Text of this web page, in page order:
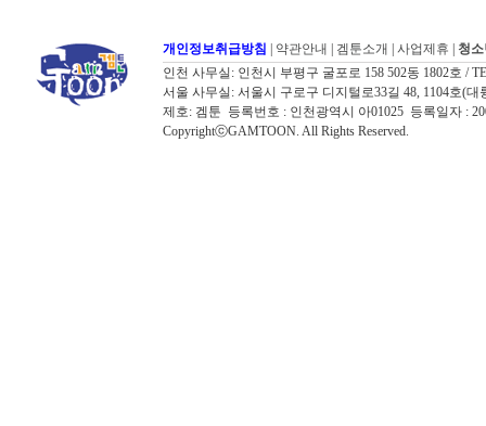
개인정보취급방침 약관안내 겜툰소개 사업제휴
청
인천 사무실: 인천시 부평구 굴포로 158 502동 1802호 /
서울 사무실: 서울시 구로구 디지털로33길 48, 1104호(대
제호: 겜툰 등록번호 : 인천광역시 아01025 등록일자 :
CopyrightⓒGAMTOON. All Rights Reserved.